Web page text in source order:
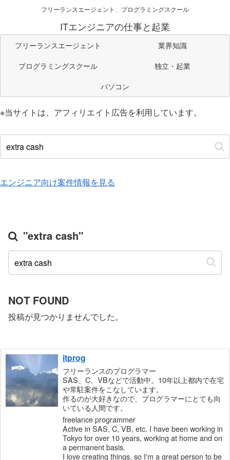
フリーランスエージェント、プログラミングスクール
ITエンジニアの仕事と起業
フリーランスエージェント
業界知識
プログラミングスクール
独立・起業
パソコン
※当サイトは、アフィリエイト広告を利用しています。
エンジニア向け案件情報を見る
"extra cash"
NOT FOUND
投稿が見つかりませんでした。
itprog
フリーランスのプログラマー
SAS、C、VBなどで活動中。10年以上都内で在宅
や常駐案件をこなしています。
作るのが大好きなので、プログラマーにとても向
いている人間です。
freelance programmer
Active in SAS, C, VB, etc. I have been working in
Tokyo for over 10 years, working at home and on
a permanent basis.
I love creating things, so I'm a great person to be